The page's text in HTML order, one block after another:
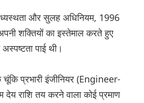
और सुलह अधिनियम, 1996
शक्तियों का इस्तेमाल करते हुए
पाई थी।
चूंकि प्रभारी इंजीनियर (Engineer-
राशि तय करने वाला कोई प्रमाण